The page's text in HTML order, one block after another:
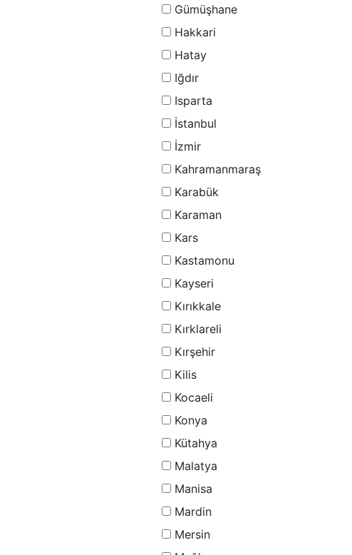
Gümüşhane
Hakkari
Hatay
Iğdır
Isparta
İstanbul
İzmir
Kahramanmaraş
Karabük
Karaman
Kars
Kastamonu
Kayseri
Kırıkkale
Kırklareli
Kırşehir
Kilis
Kocaeli
Konya
Kütahya
Malatya
Manisa
Mardin
Mersin